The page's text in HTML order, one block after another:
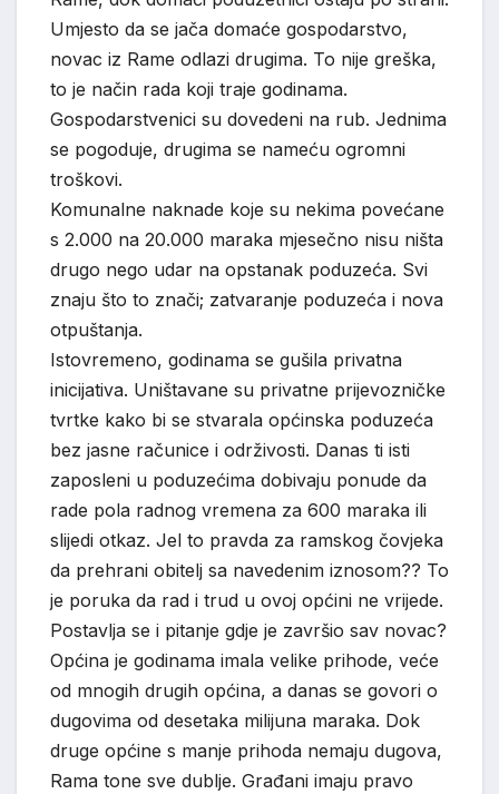
Umjesto da se jača domaće gospodarstvo,
novac iz Rame odlazi drugima. To nije greška,
to je način rada koji traje godinama.
Gospodarstvenici su dovedeni na rub. Jednima
se pogoduje, drugima se nameću ogromni
troškovi.
Komunalne naknade koje su nekima povećane
s 2.000 na 20.000 maraka mjesečno nisu ništa
drugo nego udar na opstanak poduzeća. Svi
znaju što to znači; zatvaranje poduzeća i nova
otpuštanja.
Istovremeno, godinama se gušila privatna
inicijativa. Uništavane su privatne prijevozničke
tvrtke kako bi se stvarala općinska poduzeća
bez jasne računice i održivosti. Danas ti isti
zaposleni u poduzećima dobivaju ponude da
rade pola radnog vremena za 600 maraka ili
slijedi otkaz. Jel to pravda za ramskog čovjeka
da prehrani obitelj sa navedenim iznosom?? To
je poruka da rad i trud u ovoj općini ne vrijede.
Postavlja se i pitanje gdje je završio sav novac?
Općina je godinama imala velike prihode, veće
od mnogih drugih općina, a danas se govori o
dugovima od desetaka milijuna maraka. Dok
druge općine s manje prihoda nemaju dugova,
Rama tone sve dublje. Građani imaju pravo